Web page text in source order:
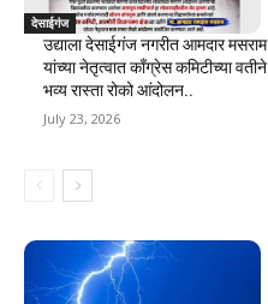
देसाईगंज
उद्याला देसाईगंज नगरीत आमदार मसराम
यांच्या नेतृत्वात काँग्रेस कमिटीच्या वतीने
भव्य रास्ता रोको आंदोलन..
July 23, 2026